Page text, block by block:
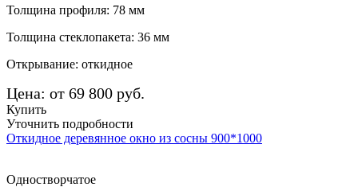
Толщина профиля: 78 мм
Толщина стеклопакета: 36 мм
Открывание: откидное
Цена: от 69 800 руб.
Купить
Уточнить подробности
Откидное деревянное окно из сосны 900*1000
Одностворчатое